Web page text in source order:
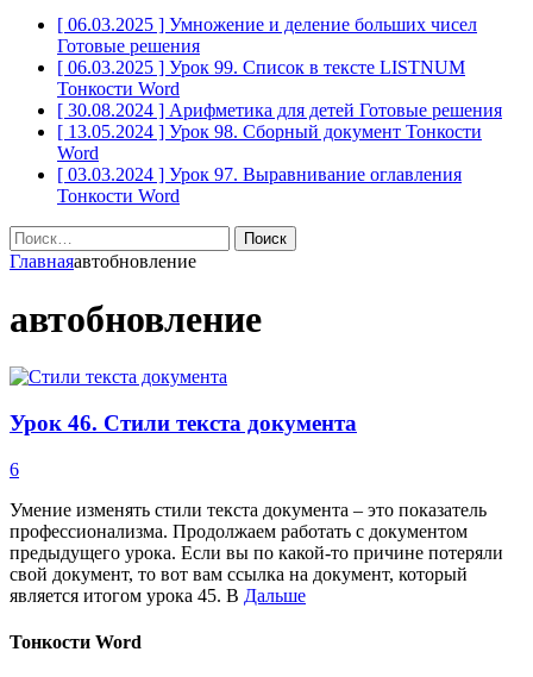
[ 06.03.2025 ] Умножение и деление больших чисел
Готовые решения
[ 06.03.2025 ] Урок 99. Список в тексте LISTNUM
Тонкости Word
[ 30.08.2024 ] Арифметика для детей Готовые решения
[ 13.05.2024 ] Урок 98. Сборный документ Тонкости
Word
[ 03.03.2024 ] Урок 97. Выравнивание оглавления
Тонкости Word
Найти:
Главнаяавтобновление
автобновление
Урок 46. Стили текста документа
6
Умение изменять стили текста документа – это показатель
профессионализма. Продолжаем работать с документом
предыдущего урока. Если вы по какой-то причине потеряли
свой документ, то вот вам ссылка на документ, который
является итогом урока 45. В Дальше
Тонкости Word